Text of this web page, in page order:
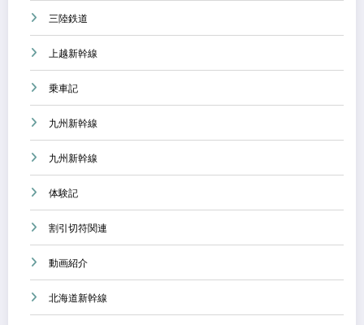
三陸鉄道
上越新幹線
乗車記
九州新幹線
九州新幹線
体験記
割引切符関連
動画紹介
北海道新幹線